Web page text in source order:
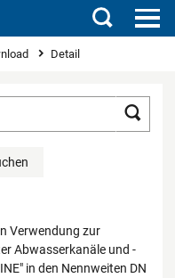
Suchen
Detail
Verwendung zur
Abwasserkanäle und -
in den Nennweiten DN